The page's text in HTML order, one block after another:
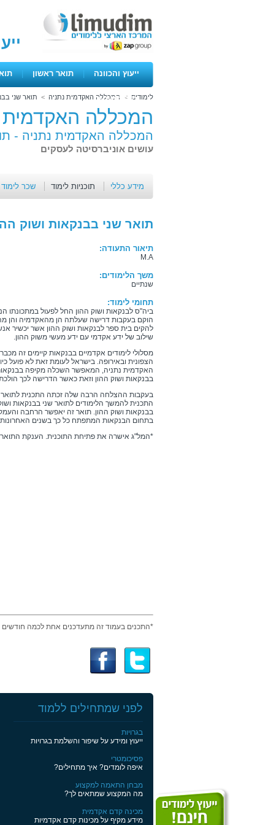
ייעוץ והכוונה | תואר ראשון |
ימים פתוחיםלימודים > המכללה האקדמית נתניה > תואר שני
המכללה האקדמית
המכללה האקדמית נתניה -
עושים אוניברסיטה לעסקים
מידע כללי תוכניות לימוד שכר לימוד
תואר שני בבנקאות ושוק
תיאור התעודה:
M.A
משך הלימודים:
שנתיים
תחומי לימוד:
הוקם בעקבות דרישה שעלתה הן מהאקדמיה והן
להקים בית ספר לבנקאות ושוק ההון אשר יכשיר
שילוב של ידע אקדמי עם ידע מעשי משוק ההון.
מסלולי לימודים אקדמיים בבנקאות קיימים זה
הצפונית ובאירופה. בישראל לעומת זאת לא פועל
האקדמית נתניה, המאפשר השכלה מקיפה
בבנקאות ושוק ההון וזאת כאשר הדרישה לכך
בעקבות ההצלחה הרבה שלה זכתה התכנית לתואר
התכנית להמשך הלימודים לתואר שני בבנקאות
בבנקאות ושוק ההון. תואר זה יאפשר הרחבה
בתחום הבנקאות המתפתח כל כך בשנים
*המל"ג אישרה את פתיחת התוכנית. הענקת התואר
*התכנים בעמוד זה מתעדכנים אחת לכמה חודשים
לפני שמתחילים ללמוד
בגרויות
ייעוץ ומידע על שיפור והשלמת בגרויות
פסיכומטרי
איפה לומדים? איך מתחילים?
מבחן התאמה למקצוע
מה המקצוע שמתאים לך?
מכינה קדם אקדמית
מידע מקיף על מכינות קדם אקדמיות